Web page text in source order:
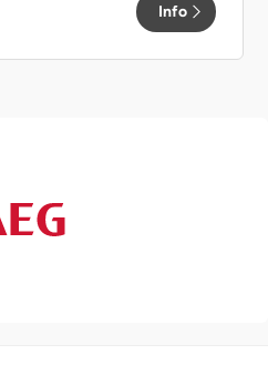
Info